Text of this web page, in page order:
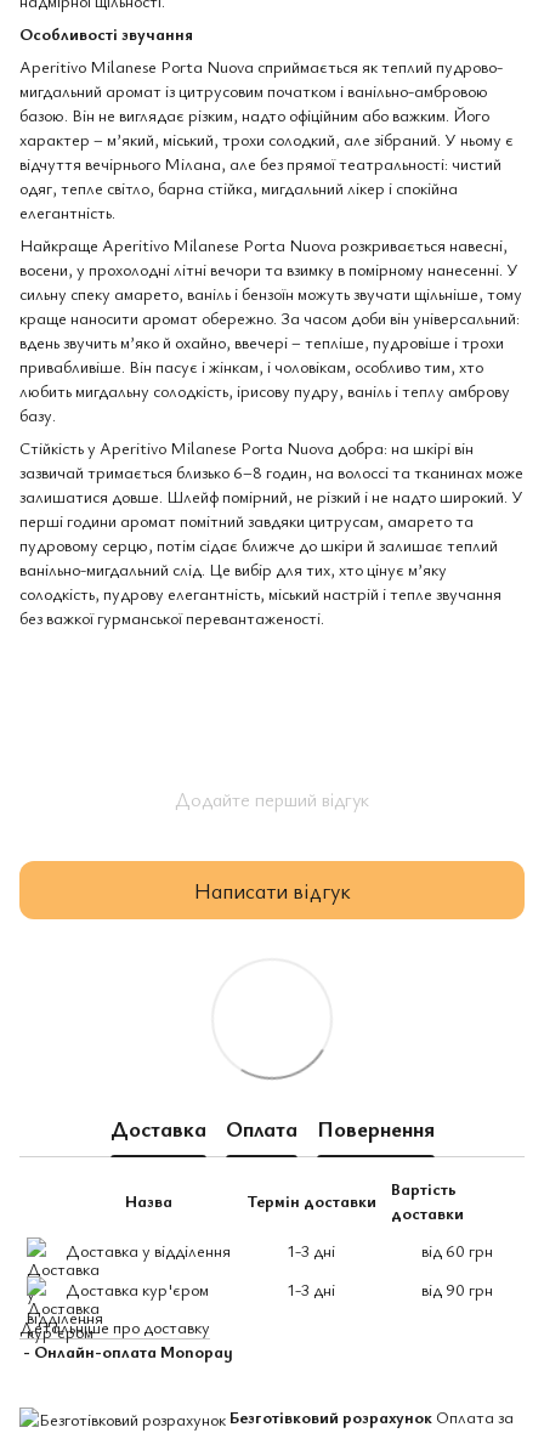
Особливості звучання
Aperitivo Milanese Porta Nuova сприймається як теплий пудрово-
мигдальний аромат із цитрусовим початком і ванільно-амбровою
базою. Він не виглядає різким, надто офіційним або важким. Його
характер – м’який, міський, трохи солодкий, але зібраний. У ньому є
відчуття вечірнього Мілана, але без прямої театральності: чистий
одяг, тепле світло, барна стійка, мигдальний лікер і спокійна
елегантність.
Найкраще Aperitivo Milanese Porta Nuova розкривається навесні,
восени, у прохолодні літні вечори та взимку в помірному нанесенні. У
сильну спеку амарето, ваніль і бензоїн можуть звучати щільніше, тому
краще наносити аромат обережно. За часом доби він універсальний:
вдень звучить м’яко й охайно, ввечері – тепліше, пудровіше і трохи
привабливіше. Він пасує і жінкам, і чоловікам, особливо тим, хто
любить мигдальну солодкість, ірисову пудру, ваніль і теплу амброву
базу.
Стійкість у Aperitivo Milanese Porta Nuova добра: на шкірі він
зазвичай тримається близько 6–8 годин, на волоссі та тканинах може
залишатися довше. Шлейф помірний, не різкий і не надто широкий. У
перші години аромат помітний завдяки цитрусам, амарето та
пудровому серцю, потім сідає ближче до шкіри й залишає теплий
ванільно-мигдальний слід. Це вибір для тих, хто цінує м’яку
солодкість, пудрову елегантність, міський настрій і тепле звучання
без важкої гурманської перевантаженості.
Додайте перший відгук
Написати відгук
Доставка Оплата Повернення
Назва Термін доставки
Вартість
доставки
Доставка у відділення
1-3 дні
від 60 грн
Доставка кур'єром
1-3 дні
від 90 грн
Детальніше про доставку
- Онлайн-оплата Monopay
Безготівковий розрахунок Оплата за